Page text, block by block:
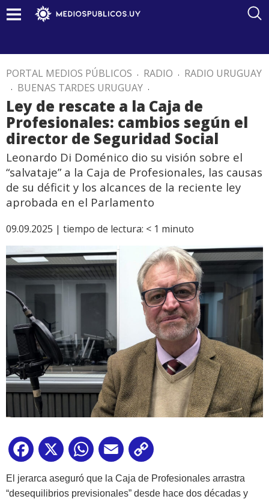
PORTAL MEDIOS PÚBLICOS . RADIO . RADIO URUGUAY
. BUENAS TARDES URUGUAY .
Ley de rescate a la Caja de
Profesionales: cambios según el
director de Seguridad Social
Leonardo Di Doménico dio su visión sobre el
“salvataje” a la Caja de Profesionales, las causas
de su déficit y los alcances de la reciente ley
aprobada en el Parlamento
09.09.2025 | tiempo de lectura: < 1 minuto
Facebook
X WhatsApp
Email
Link
El jerarca aseguró que la Caja de Profesionales arrastra
“desequilibrios previsionales” desde hace dos décadas y